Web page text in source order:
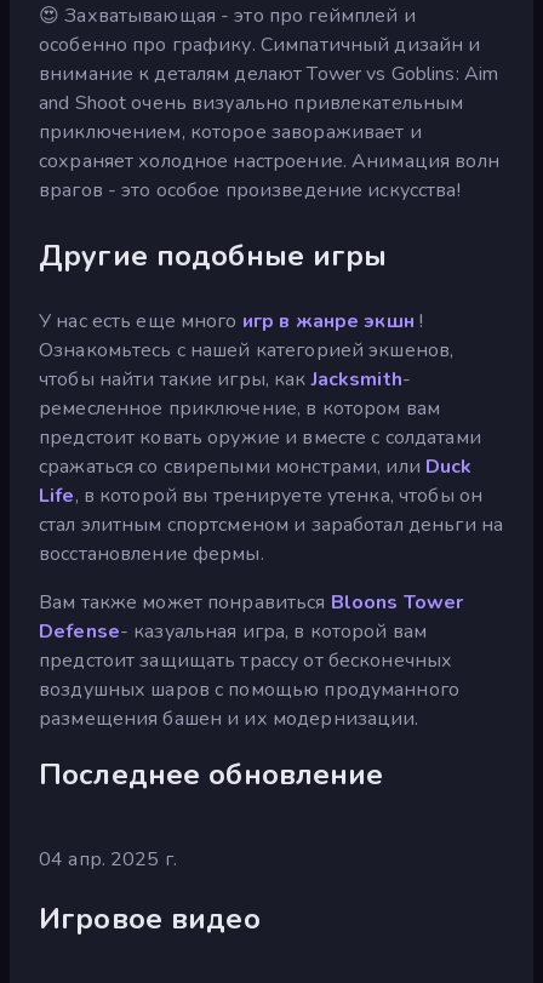
😍 Захватывающая - это про геймплей и
особенно про графику. Симпатичный дизайн и
внимание к деталям делают Tower vs Goblins: Aim
and Shoot очень визуально привлекательным
приключением, которое завораживает и
сохраняет холодное настроение. Анимация волн
врагов - это особое произведение искусства!
Другие подобные игры
У нас есть еще много игр в жанре экшн !
Ознакомьтесь с нашей категорией экшенов,
чтобы найти такие игры, какJacksmith-
ремесленное приключение, в котором вам
предстоит ковать оружие и вместе с солдатами
сражаться со свирепыми монстрами, или Duck
Life, в которой вы тренируете утенка, чтобы он
стал элитным спортсменом и заработал деньги на
восстановление фермы.
Вам также может понравиться Bloons Tower
Defense- казуальная игра, в которой вам
предстоит защищать трассу от бесконечных
воздушных шаров с помощью продуманного
размещения башен и их модернизации.
Последнее обновление
04 апр. 2025 г.
Игровое видео